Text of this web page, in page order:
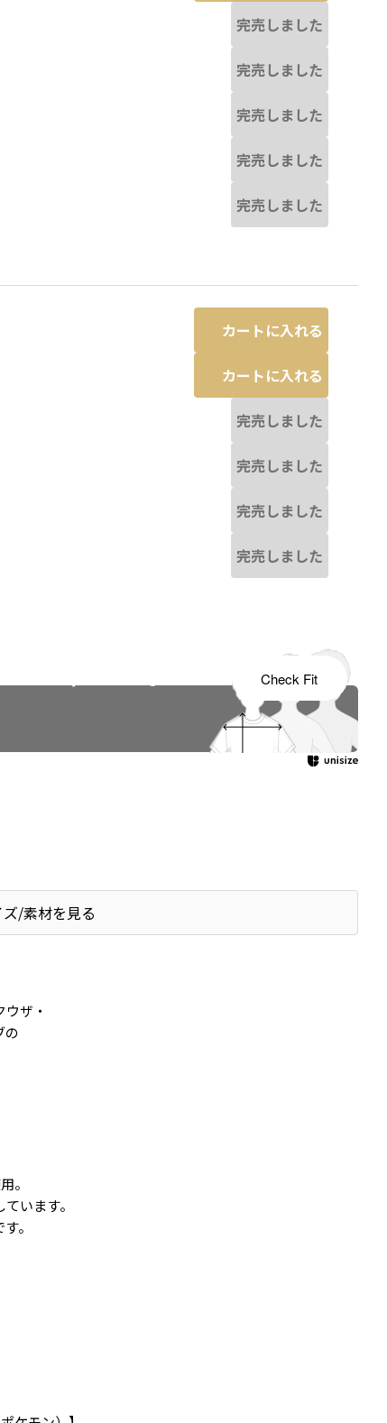
完売しました
完売しました
完売しました
完売しました
完売しました
カートに入れる
カートに入れる
完売しました
完売しました
完売しました
完売しました
ズ/素材を見る
ザ・
の
。
います。
。
Check Fit